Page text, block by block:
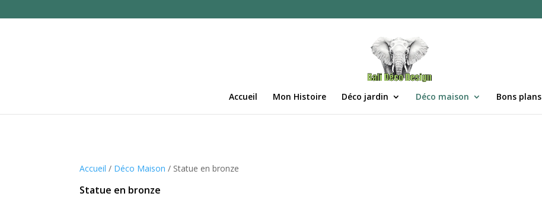
Accueil Mon Histoire Déco jardin Déco maison Bons plans
Accueil / Déco Maison / Statue en bronze
Statue en bronze